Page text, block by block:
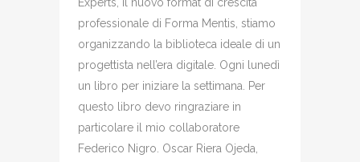
Experts, il nuovo format di crescita
professionale di Forma Mentis, stiamo
organizzando la biblioteca ideale di un
progettista nell’era digitale. Ogni lunedì
un libro per iniziare la settimana. Per
questo libro devo ringraziare in
particolare il mio collaboratore
Federico Nigro. Oscar Riera Ojeda,